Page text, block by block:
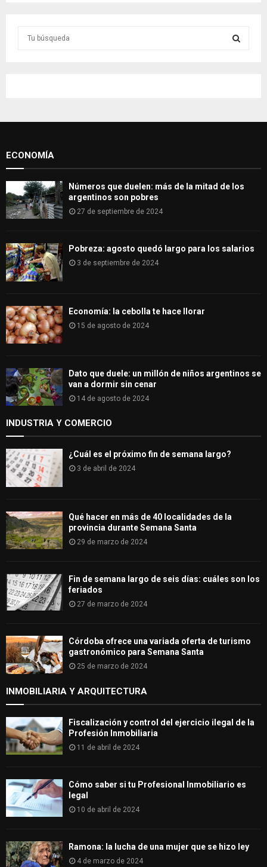
o
H
ECONOMÍA
Números que duelen: más de la mitad de los
argentinos son pobres
27 de septiembre de 2024
Pobreza: agosto quedó largo para los salarios
3 de septiembre de 2024
Economía: la cebolla te hace llorar
15 de agosto de 2024
Dato que duele: un millón de niños argentinos se
van a dormir sin cenar
14 de agosto de 2024
INDUSTRIA Y COMERCIO
¿Cuál es el próximo fin de semana largo?
3 de abril de 2024
Qué hacer en más de 40 localidades de la
provincia durante Semana Santa
29 de marzo de 2024
Fin de semana largo de seis días: cuáles son los
feriados
27 de marzo de 2024
Córdoba ofrece una variada oferta de turismo
gastronómico para Semana Santa
25 de marzo de 2024
INMOBILIARIA Y ARQUITECTURA
Fiscalización y control del ejercicio ilegal de la
Profesión Inmobiliaria
11 de abril de 2024
Cómo saber si tu Profesional Inmobiliario es
legal
10 de abril de 2024
Ramona: la lucha de una mujer que se hizo ley
4 de marzo de 2024